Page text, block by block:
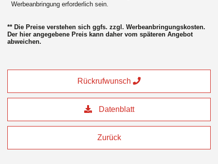
Werbeanbringung erforderlich sein.
** Die Preise verstehen sich ggfs. zzgl. Werbeanbringungskosten.
Der hier angegebene Preis kann daher vom späteren Angebot
abweichen.
Zurück
Datenblatt
Rückrufwunsch